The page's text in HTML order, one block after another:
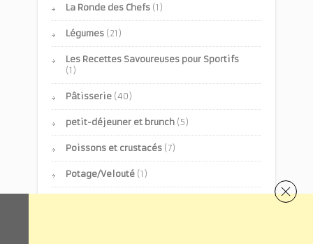
La Ronde des Chefs (1)
Légumes (21)
Les Recettes Savoureuses pour Sportifs
(1)
Pâtisserie (40)
petit-déjeuner et brunch (5)
Poissons et crustacés (7)
Potage/Velouté (1)